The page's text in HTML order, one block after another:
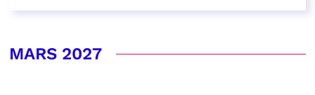
MARS 2027